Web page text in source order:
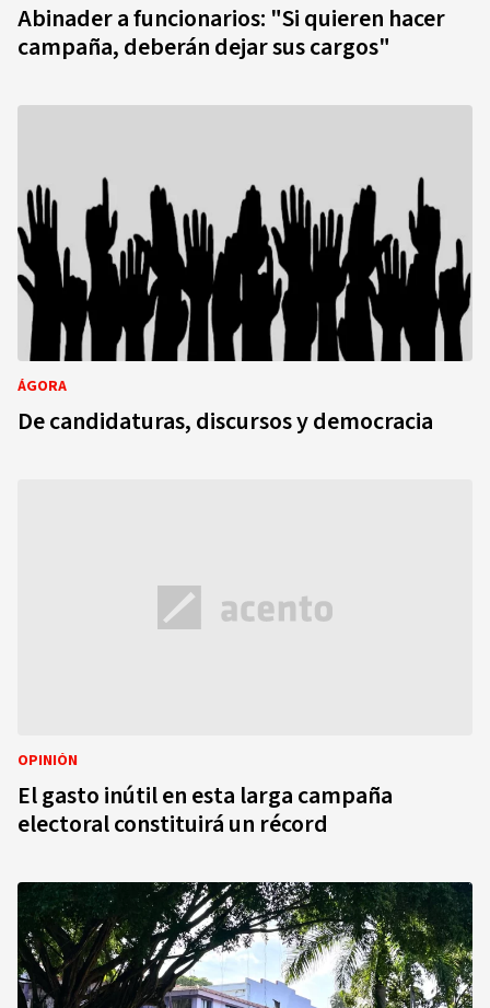
Abinader a funcionarios: "Si quieren hacer
campaña, deberán dejar sus cargos"
ÁGORA
De candidaturas, discursos y democracia
OPINIÓN
El gasto inútil en esta larga campaña
electoral constituirá un récord